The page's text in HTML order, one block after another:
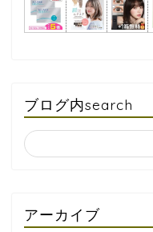
ブログ内search
アーカイブ